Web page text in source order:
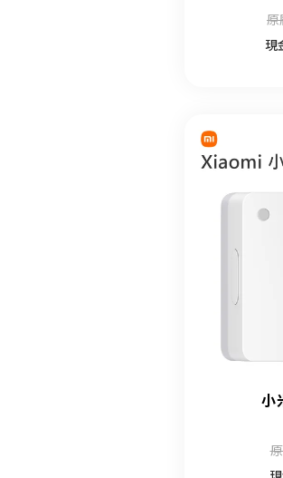
原
現
小